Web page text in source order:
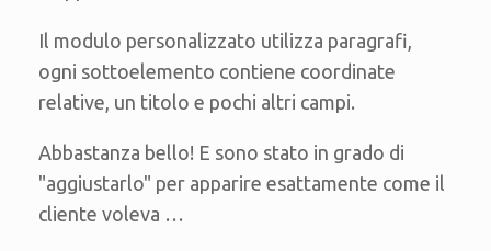
Il modulo personalizzato utilizza paragrafi,
ogni sottoelemento contiene coordinate
relative, un titolo e pochi altri campi.
Abbastanza bello! E sono stato in grado di
"aggiustarlo" per apparire esattamente come il
cliente voleva …